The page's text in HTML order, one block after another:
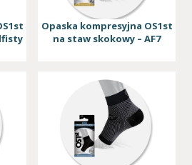
Opaska kompresyjna OS1st
na staw skokowy – AF7